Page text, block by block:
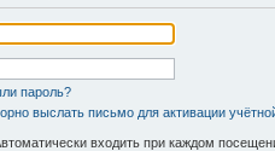
пароль?
выслать письмо для активации
входить при каждом